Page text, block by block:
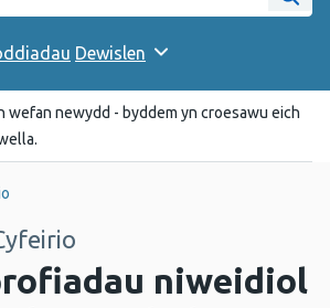
Dewislen
wefan newydd - byddem yn croesawu eich
niweidiol